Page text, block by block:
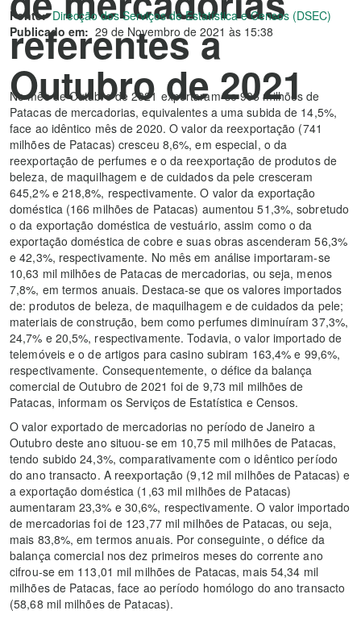
referentes a
Outubro de 2021
Fonte: Direcção dos Serviços de Estatística e Censos (DSEC)
Publicado em: 29 de Novembro de 2021 às 15:38
No mês de Outubro de 2021 exportaram-se 906 milhões de
Patacas de mercadorias, equivalentes a uma subida de 14,5%,
face ao idêntico mês de 2020. O valor da reexportação (741
milhões de Patacas) cresceu 8,6%, em especial, o da
reexportação de perfumes e o da reexportação de produtos de
beleza, de maquilhagem e de cuidados da pele cresceram
645,2% e 218,8%, respectivamente. O valor da exportação
doméstica (166 milhões de Patacas) aumentou 51,3%, sobretudo
o da exportação doméstica de vestuário, assim como o da
exportação doméstica de cobre e suas obras ascenderam 56,3%
e 42,3%, respectivamente. No mês em análise importaram-se
10,63 mil milhões de Patacas de mercadorias, ou seja, menos
7,8%, em termos anuais. Destaca-se que os valores importados
de: produtos de beleza, de maquilhagem e de cuidados da pele;
materiais de construção, bem como perfumes diminuíram 37,3%,
24,7% e 20,5%, respectivamente. Todavia, o valor importado de
telemóveis e o de artigos para casino subiram 163,4% e 99,6%,
respectivamente. Consequentemente, o défice da balança
comercial de Outubro de 2021 foi de 9,73 mil milhões de
Patacas, informam os Serviços de Estatística e Censos.
O valor exportado de mercadorias no período de Janeiro a
Outubro deste ano situou-se em 10,75 mil milhões de Patacas,
tendo subido 24,3%, comparativamente com o idêntico período
do ano transacto. A reexportação (9,12 mil milhões de Patacas) e
a exportação doméstica (1,63 mil milhões de Patacas)
aumentaram 23,3% e 30,6%, respectivamente. O valor importado
de mercadorias foi de 123,77 mil milhões de Patacas, ou seja,
mais 83,8%, em termos anuais. Por conseguinte, o défice da
balança comercial nos dez primeiros meses do corrente ano
cifrou-se em 113,01 mil milhões de Patacas, mais 54,34 mil
milhões de Patacas, face ao período homólogo do ano transacto
(58,68 mil milhões de Patacas).